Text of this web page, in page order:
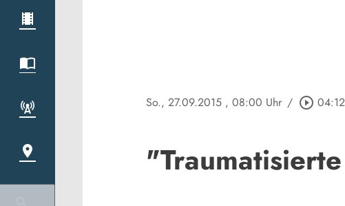
So., 27.09.2015 , 08:00 Uhr / play_circle_outline 04:12